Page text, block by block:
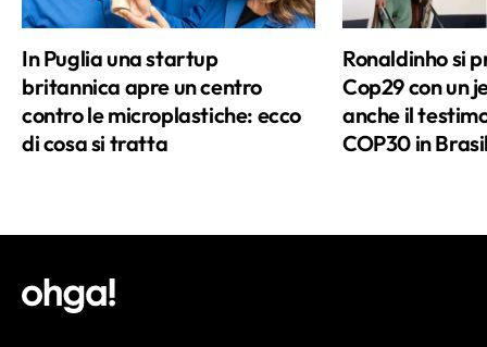
In Puglia una startup
britannica apre un centro
contro le microplastiche: ecco
di cosa si tratta
Ronaldinho si
Cop29 con un
anche il
COP30 in